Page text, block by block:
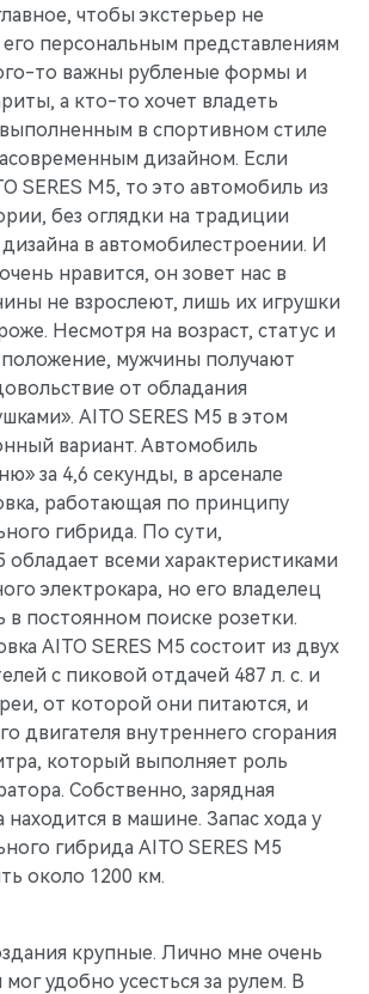
кроссовер
₽
₽
клиентам
эксплуатации
системы
центра
чтобы экстерьер не
персональным представлениям
то важны рубленые формы и
а кто-то хочет владеть
в спортивном стиле
дизайном. Если
SERES M5, то это автомобиль из
без оглядки на традиции
дизайна в автомобилестроении. И
нравится, он зовет нас в
не взрослеют, лишь их игрушки
Несмотря на возраст, статус и
мужчины получают
от обладания
AITO SERES M5 в этом
вариант. Автомобиль
за 4,6 секунды, в арсенале
работающая по принципу
гибрида. По сути,
обладает всеми характеристиками
электрокара, но его владелец
в постоянном поиске розетки.
AITO SERES M5 состоит из двух
с пиковой отдачей 487 л. с. и
от которой они питаются, и
двигателя внутреннего сгорания
который выполняет роль
Собственно, зарядная
находится в машине. Запас хода у
гибрида AITO SERES M5
около 1200 км.
крупные. Лично мне очень
удобно усесться за рулем. В